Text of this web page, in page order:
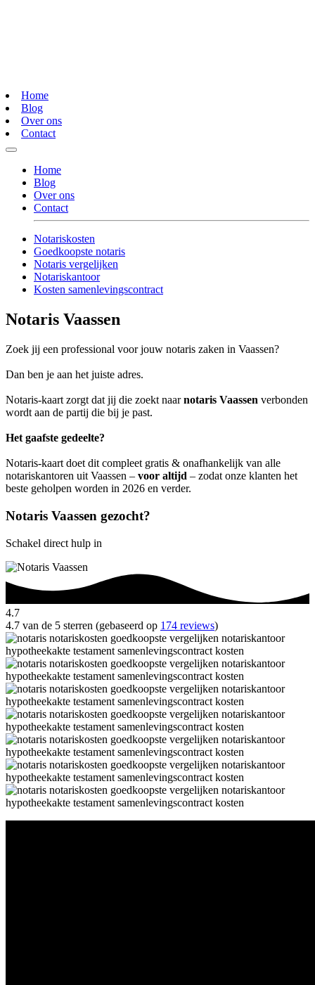
Home
Blog
Over ons
Contact
Home
Blog
Over ons
Contact
Notariskosten
Goedkoopste notaris
Notaris vergelijken
Notariskantoor
Kosten samenlevingscontract
Notaris Vaassen
Zoek jij een professional voor jouw notaris zaken in Vaassen?
Dan ben je aan het juiste adres.
Notaris-kaart zorgt dat jij die zoekt naarnotaris Vaassen verbonden
wordt aan de partij die bij je past.
Het gaafste gedeelte?
Notaris-kaart doet dit compleet gratis & onafhankelijk van alle
notariskantoren uit Vaassen – voor altijd – zodat onze klanten het
beste geholpen worden in 2026 en verder.
Notaris Vaassen gezocht?
Schakel direct hulp in
4.7
4.7 van de 5 sterren (gebaseerd op 174 reviews)